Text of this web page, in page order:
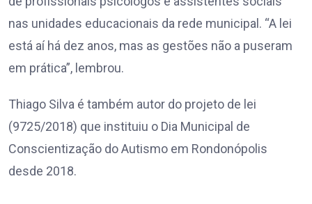
nas unidades educacionais da rede municipal. “A lei
está aí há dez anos, mas as gestões não a puseram
em prática”, lembrou.
Thiago Silva é também autor do projeto de lei
(9725/2018) que instituiu o Dia Municipal de
Conscientização do Autismo em Rondonópolis
desde 2018.